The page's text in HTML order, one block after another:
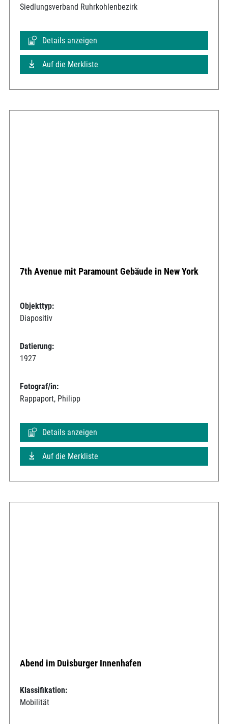
Siedlungsverband Ruhrkohlenbezirk
Details anzeigen
Auf die Merkliste
7th Avenue mit Paramount Gebäude in New York
Objekttyp:
Diapositiv
Datierung:
1927
Fotograf/in:
Rappaport, Philipp
Details anzeigen
Auf die Merkliste
Abend im Duisburger Innenhafen
Klassifikation:
Mobilität